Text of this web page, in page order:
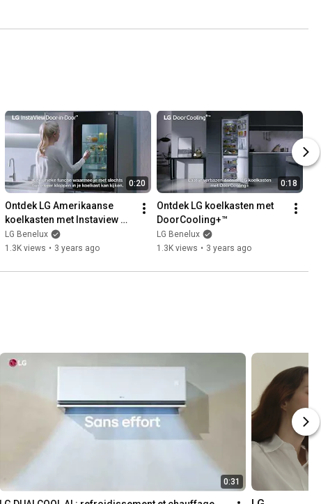
0:20
Ontdek LG Amerikaanse
koelkasten met Instaview
Door-in-door™
LG Benelux
1.3K views • 3 years ago
0:18
Ontdek LG koelkasten met
DoorCooling+™
LG Benelux
1.3K views • 3 years ago
0:31